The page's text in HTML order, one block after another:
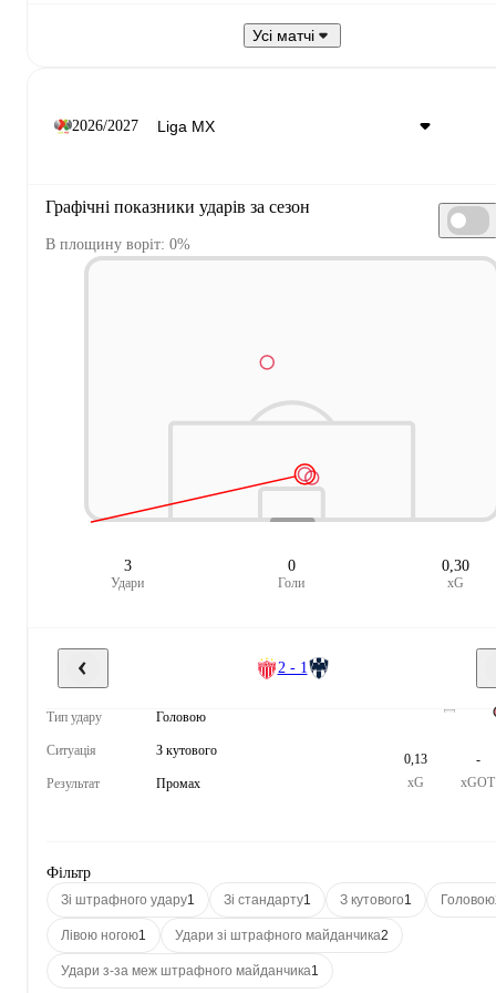
Усі матчі
2026/2027
Графічні показники ударів за сезон
В площину воріт: 0%
3
Удари
0
Голи
0,30
xG
2 - 1
Тип удару Головою
Ситуація З кутового
Результат Промах
0,13
xG
-
xGOT
Фільтр
Зі штрафного удару1 Зі стандарту1 З кутового1 Головою
Лівою ногою1 Удари зі штрафного майданчика2
Удари з-за меж штрафного майданчика1